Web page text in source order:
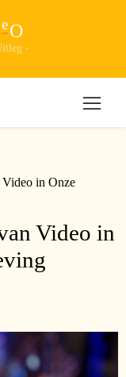
eO
-
in Onze
Video in